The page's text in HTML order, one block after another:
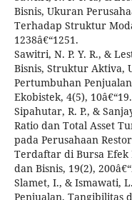
Bisnis, Ukuran
Terhadap Struktur
1238â€“1251.
Sawitri, N. P. Y. R., &
Bisnis, Struktur Aktiva,
Pertumbuhan
Ekobistek, 4(5), 10â€“19.
Sipahutar, R. P., &
Ratio dan Total Asset
pada Perusahaan
Terdaftar di Bursa Efek
dan Bisnis, 19(2),
Slamet, I., & Ismawati,
Penjualan, Tangibilitas